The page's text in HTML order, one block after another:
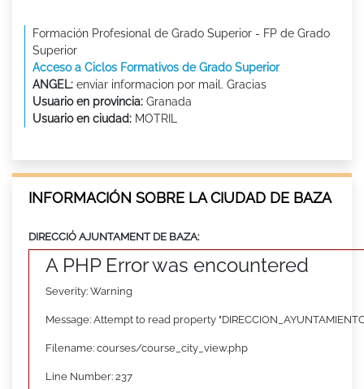
Formación Profesional de Grado Superior - FP de Grado
Superior
Acceso a Ciclos Formativos de Grado Superior
ANGEL: enviar informacion por mail. Gracias
Usuario en provincia: Granada
Usuario en ciudad: MOTRIL
INFORMACIÓN SOBRE LA CIUDAD DE BAZA
DIRECCIÓ AJUNTAMENT DE BAZA:
A PHP Error was encountered
Severity: Warning
Message: Attempt to read property
Filename: courses/course_city_view.php
Line Number: 237